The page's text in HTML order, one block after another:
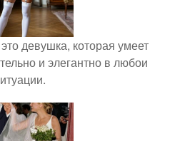
девушка, которая умеет
и элегантно в любои